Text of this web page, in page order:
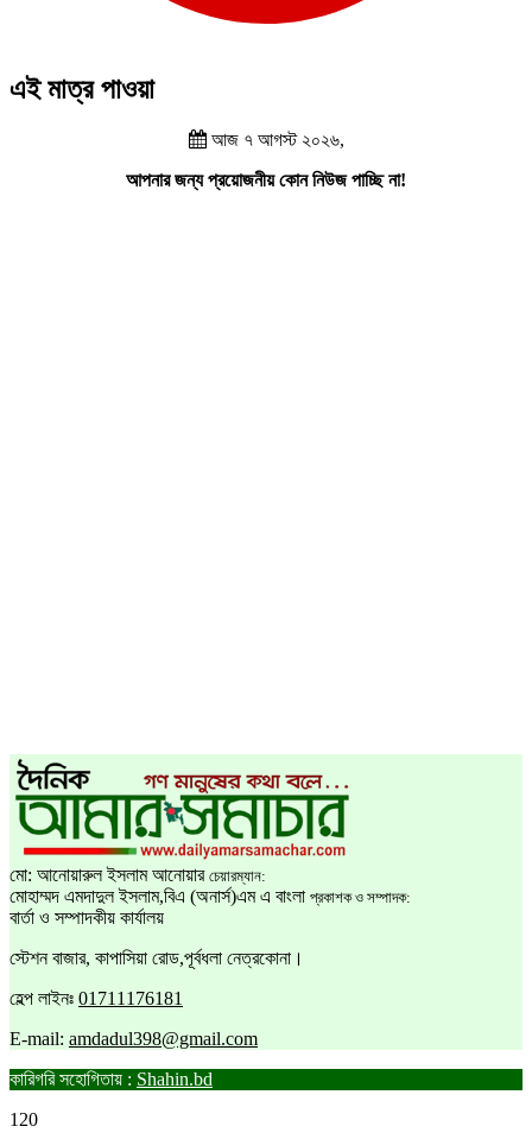
এই মাত্র পাওয়া
আজ ৭ আগস্ট ২০২৬,
আপনার জন্য প্রয়োজনীয় কোন নিউজ পাচ্ছি না!
মো: আনোয়ারুল ইসলাম আনোয়ার চেয়ারম্যান:
মোহাম্মদ এমদাদুল ইসলাম,বিএ (অনার্স)এম এ বাংলা প্রকাশক ও সম্পাদক:
বার্তা ও সম্পাদকীয় কার্যালয়
স্টেশন বাজার, কাপাসিয়া রোড,পূর্বধলা নেত্রকোনা।
হেল্প লাইনঃ 01711176181
E-mail: amdadul398@gmail.com
কারিগরি সহোগিতায় : Shahin.bd
120